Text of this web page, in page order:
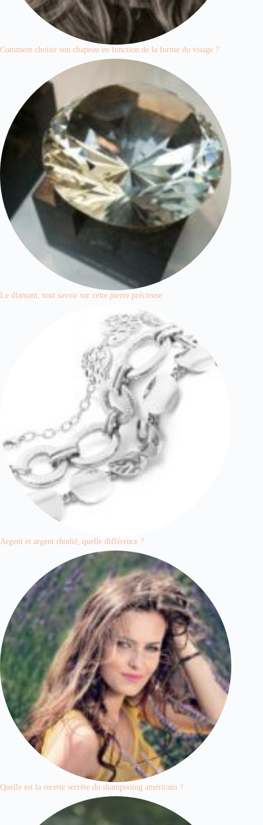
Comment choisir son chapeau en fonction de la forme du visage ?
Le diamant, tout savoir sur cette pierre précieuse
Argent et argent rhodié, quelle différence ?
Quelle est la recette secrète du shampooing américain ?